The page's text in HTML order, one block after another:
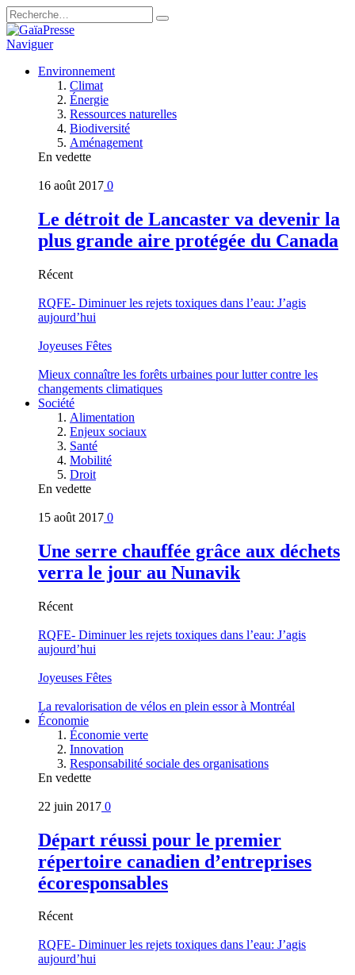
Naviguer
Environnement
Climat
Énergie
Ressources naturelles
Biodiversité
Aménagement
En vedette
16 août 2017 0
Le détroit de Lancaster va devenir la
plus grande aire protégée du Canada
Récent
RQFE- Diminuer les rejets toxiques dans l’eau: J’agis
aujourd’hui
Joyeuses Fêtes
Mieux connaître les forêts urbaines pour lutter contre les
changements climatiques
Société
Alimentation
Enjeux sociaux
Santé
Mobilité
Droit
En vedette
15 août 2017 0
Une serre chauffée grâce aux déchets
verra le jour au Nunavik
Récent
RQFE- Diminuer les rejets toxiques dans l’eau: J’agis
aujourd’hui
Joyeuses Fêtes
La revalorisation de vélos en plein essor à Montréal
Économie
Économie verte
Innovation
Responsabilité sociale des organisations
En vedette
22 juin 2017 0
Départ réussi pour le premier
répertoire canadien d’entreprises
écoresponsables
Récent
RQFE- Diminuer les rejets toxiques dans l’eau: J’agis
aujourd’hui